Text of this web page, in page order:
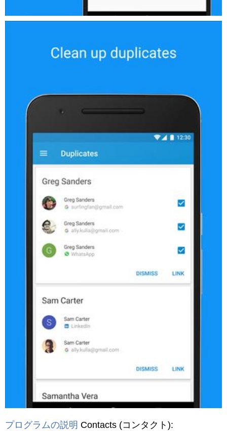
プログラムの説明 Contacts (コンタクト):